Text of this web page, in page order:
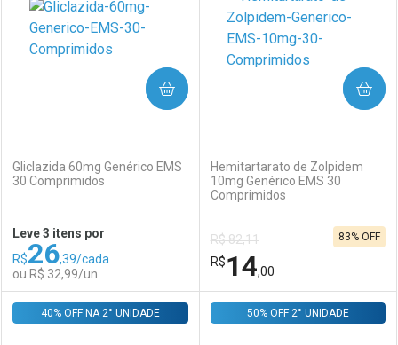
Comprar sem Desconto
Por R$ 18,69/cada
Comprar sem Desconto
Por R$ 18,69/cada
Ativar Desconto
Comprar sem Desconto
Por R$ 49,99/cada
Comprar sem Desconto
Por R$ 49,99/cada
Gliclazida 60mg Genérico EMS
30 Comprimidos
Leve 3 itens por
R$26,39/cada
ou R$ 32,99/un
COMPRAR
Hemitartarato de Zolpidem
10mg Genérico EMS 30
Comprimidos
R$ 82,11
R$14,00
83% OFF
COMPRAR
40% OFF NA 2° UNIDADE 50% OFF 2° UNIDADE